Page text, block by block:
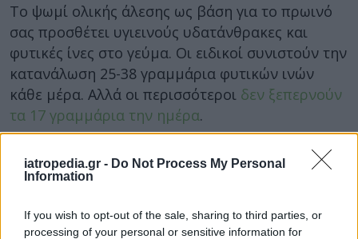
iatropedia.gr - Do Not Process My Personal
Information
If you wish to opt-out of the sale, sharing to third parties, or
processing of your personal or sensitive information for
Το ψωμί ολικής άλεσης ως βάση για το πρωινό
σας προσθέτει υγιεινούς υδατάνθρακες και
φυτικές ίνες στο γεύμα. Οι ειδικοί συνιστούν την
κατανάλωση 25-38 γραμμάρια φυτικών ινών
κάθε μέρα. Αλλά οι περισσότεροι δεν ξεπερνούν
τα 17 γραμμάρια την ημέρα.
Μια φέτα τοστ ολικής αλέσεως μαζί με το ένα
τρίτο ενός αβοκάντοπεριέχει 7 γραμμάρια
φυτικών ινών. Αυτό αντιστοιχεί στο 20% της
συνιστώμενης ημερήσιας ποσότητας. Οι φυτικές
ίνες μπορούν να λειτουργήσουν ως “σφουγγάρι”